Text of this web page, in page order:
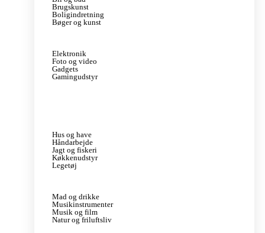
Brugskunst
Boligindretning
Bøger og kunst
Elektronik
Foto og video
Gadgets
Gamingudstyr
Hus og have
Håndarbejde
Jagt og fiskeri
Køkkenudstyr
Legetøj
Mad og drikke
Musikinstrumenter
Musik og film
Natur og friluftsliv